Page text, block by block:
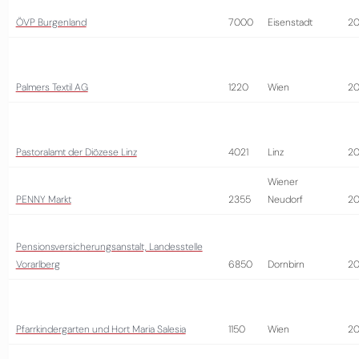
ÖVP Burgenland 7000 Eisenstadt
Palmers Textil AG 1220 Wien
Pastoralamt der Diözese Linz 4021 Linz
PENNY Markt 2355
Wiener
Neudorf
Pensionsversicherungsanstalt, Landesstelle
Vorarlberg
6850 Dornbirn
Pfarrkindergarten und Hort Maria Salesia 1150 Wien